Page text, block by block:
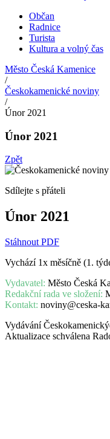
Občan
Radnice
Turista
Kultura a volný čas
Město Česká Kamenice
/
Českokamenické noviny
/
Únor 2021
Únor 2021
Zpět
Sdílejte s přáteli
Únor 2021
Stáhnout PDF
Vychází 1x měsíčně (1.
Vydavatel: Město Česká
Redakční rada ve složení:
Kontakt: noviny@ceska-
Vydávání
Aktualizace schválena